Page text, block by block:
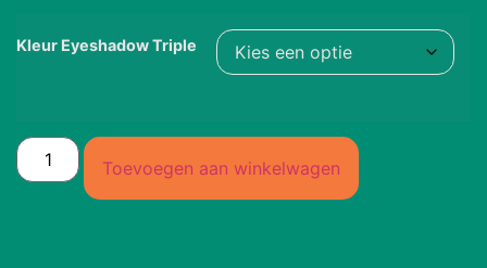
Kleur Eyeshadow Triple
Toevoegen aan winkelwagen